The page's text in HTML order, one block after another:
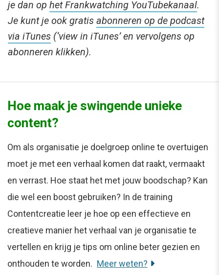
je dan op het Frankwatching YouTubekanaal.
Je kunt je ook gratis abonneren op de podcast
via iTunes (‘view in iTunes’ en vervolgens op
abonneren klikken).
Hoe maak je swingende unieke
content?
Om als organisatie je doelgroep online te overtuigen
moet je met een verhaal komen dat raakt, vermaakt
en verrast. Hoe staat het met jouw boodschap? Kan
die wel een boost gebruiken? In de training
Contentcreatie leer je hoe op een effectieve en
creatieve manier het verhaal van je organisatie te
vertellen en krijg je tips om online beter gezien en
onthouden te worden. Meer weten?